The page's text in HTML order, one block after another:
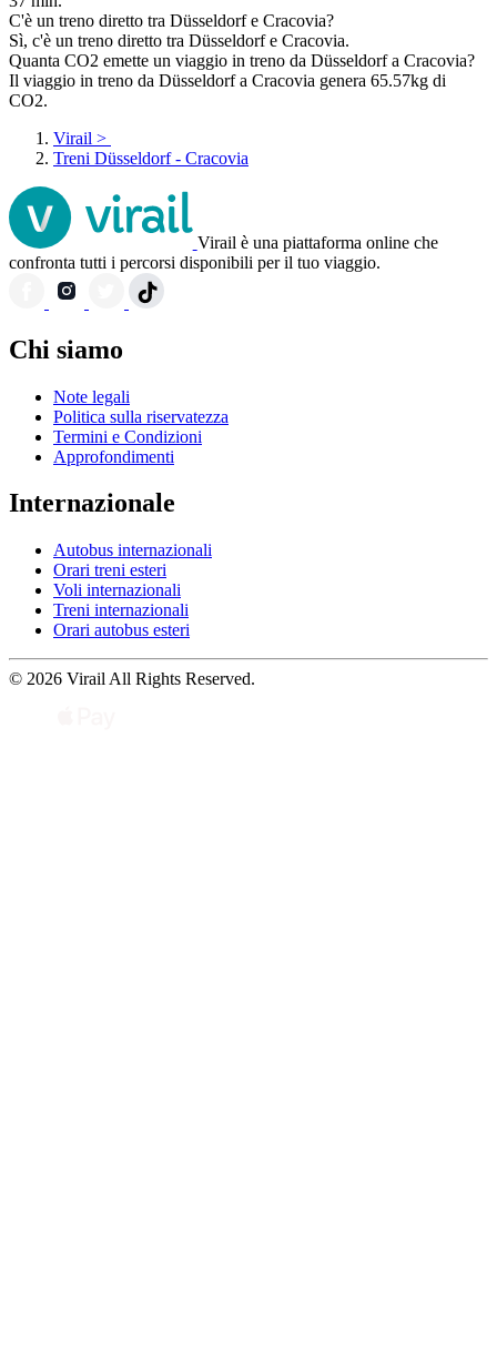
C'è un treno diretto tra Düsseldorf e Cracovia?
Sì, c'è un treno diretto tra Düsseldorf e Cracovia.
Quanta CO2 emette un viaggio in treno da Düsseldorf a Cracovia?
Il viaggio in treno da Düsseldorf a Cracovia genera 65.57kg di
CO2.
Virail >
Treni Düsseldorf - Cracovia
Virail è una piattaforma online che
confronta tutti i percorsi disponibili per il tuo viaggio.
Chi siamo
Note legali
Politica sulla riservatezza
Termini e Condizioni
Approfondimenti
Internazionale
Autobus internazionali
Orari treni esteri
Voli internazionali
Treni internazionali
Orari autobus esteri
© 2026 Virail All Rights Reserved.